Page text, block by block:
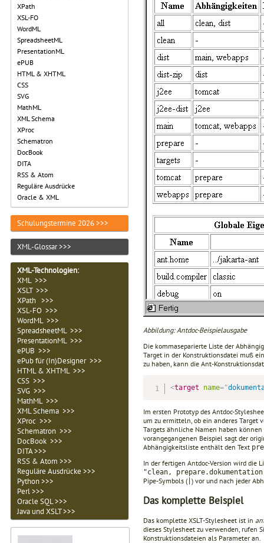
XPath
XSL-FO
WordML
SpreadsheetML
PresentationML
ePUB
HTML & XHTML
CSS
SVG
MathML
XML Schema
XProc
Schematron
DocBook
DITA
RSS & Atom
Reguläre Ausdrücke
Oracle & XML
Schulungstermine 2026 >>>
XML-Glossar >>>
XML-Technologien:
XML >>>
XSLT >>>
XPath >>>
XSL-FO >>>
WordML >>>
SpreadsheetML >>>
PresentationML >>>
ePUB >>>
ePub für (In)Designer >>>
HTML & XHTML >>>
CSS >>>
SVG >>>
MathML >>>
XML Schema >>>
XProc >>>
Schematron >>>
DocBook >>>
DITA >>>
RSS & Atom >>>
Reguläre Ausdrücke >>>
Python >>>
Perl >>>
Oracle SQL >>>
Java und XSLT >>>
Abbildung: Antdoc-Beispielausgabe
Die kommaseparierte Liste der
Target in der Konstruktionsdatei muß
zu haben, kann die Ant-
<target name="
Im ersten Prototyp des Antdoc-
um zu ermitteln, ob ein anderes Target
Targets ähnliche Namen haben
vorangegangenen Beispiel sagt der
Abhängigkeitsliste enthält den Text
In der fertigen Antdoc-Version wird die
"clean,
Pipe-Symbols (| ) vor und nach jeder
Das komplette Beispiel
Das komplette XSLT-Stylesheet ist in
dieses Stylesheet zu verwenden, rufen
Konstruktionsdateien als Parameter an.